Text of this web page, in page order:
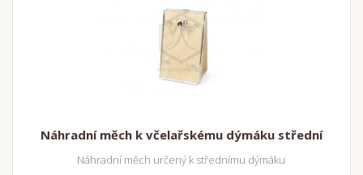
Náhradní měch k včelařskému dýmáku střední
Náhradní měch určený k střednímu dýmáku